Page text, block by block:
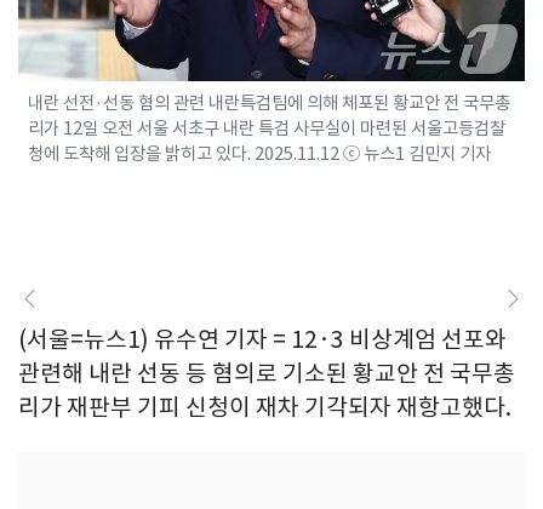
내란 선전·선동 혐의 관련 내란특검팀에 의해 체포된 황교안 전 국무총
리가 12일 오전 서울 서초구 내란 특검 사무실이 마련된 서울고등검찰
청에 도착해 입장을 밝히고 있다. 2025.11.12 ⓒ 뉴스1 김민지 기자
(서울=뉴스1) 유수연 기자 = 12·3 비상계엄 선포와
관련해 내란 선동 등 혐의로 기소된 황교안 전 국무총
리가 재판부 기피 신청이 재차 기각되자 재항고했다.